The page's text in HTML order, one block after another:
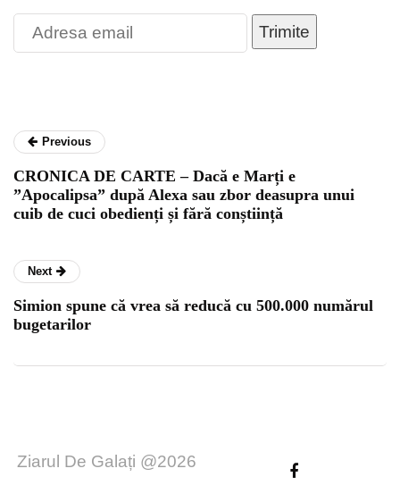
Trimite
Previous
CRONICA DE CARTE – Dacă e Marți e
”Apocalipsa” după Alexa sau zbor deasupra unui
cuib de cuci obedienți și fără conștiință
Next
Simion spune că vrea să reducă cu 500.000 numărul
bugetarilor
Ziarul De Galați @2026